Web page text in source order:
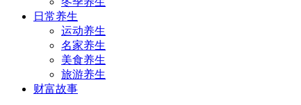
日常养生
运动养生
名家养生
美食养生
旅游养生
财富故事